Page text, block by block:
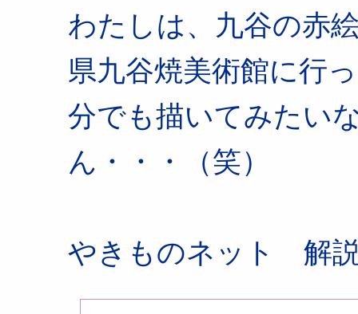
わたしは、九谷の赤
県九谷焼美術館に行
分でも描いてみたい
ん・・・（笑）
やきものネット 解